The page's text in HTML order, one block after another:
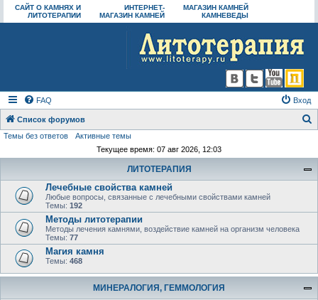
САЙТ О КАМНЯХ И
ЛИТОТЕРАПИИ
ИНТЕРНЕТ-
МАГАЗИН КАМНЕЙ
МАГАЗИН КАМНЕЙ
КАМНЕВЕДЫ
FAQ Вход
Список форумов
Темы без ответов
Активные темы
Текущее время: 07 авг 2026, 12:03
ЛИТОТЕРАПИЯ
Лечебные свойства камней
Любые вопросы, связанные с лечебными свойствами камней
Темы: 192
Методы литотерапии
Методы лечения камнями, воздействие камней на организм человека
Темы: 77
Магия камня
Темы: 468
МИНЕРАЛОГИЯ, ГЕММОЛОГИЯ